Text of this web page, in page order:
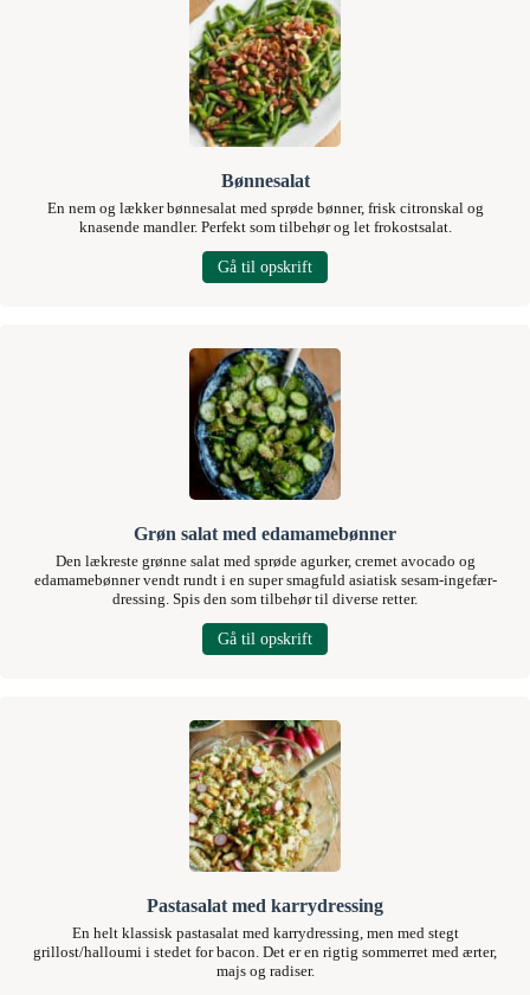
Bønnesalat
En nem og lækker bønnesalat med sprøde bønner, frisk citronskal og
knasende mandler. Perfekt som tilbehør og let frokostsalat.
Gå til opskrift
Grøn salat med edamamebønner
Den lækreste grønne salat med sprøde agurker, cremet avocado og
edamamebønner vendt rundt i en super smagfuld asiatisk sesam-ingefær-
dressing. Spis den som tilbehør til diverse retter.
Gå til opskrift
Pastasalat med karrydressing
En helt klassisk pastasalat med karrydressing, men med stegt
grillost/halloumi i stedet for bacon. Det er en rigtig sommerret med ærter,
majs og radiser.